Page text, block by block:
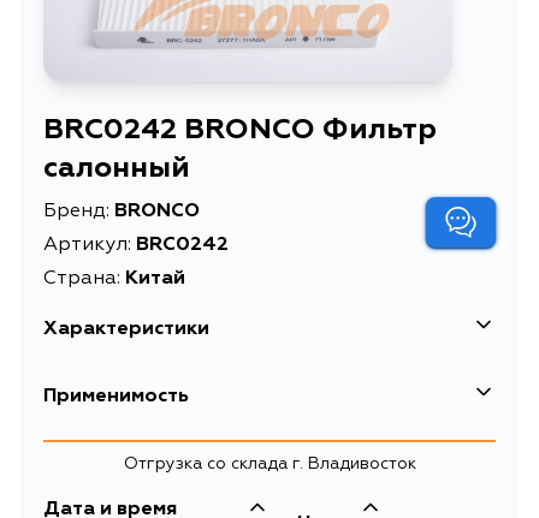
BRC0242 BRONCO Фильтр
салонный
Бренд: BRONCO
Артикул: BRC0242
Страна: Китай
Характеристики
Высота упаковки, мм
Применимость
Nissan
Кузов Двигатель
Отгрузка со склада г. Владивосток
Дата и время